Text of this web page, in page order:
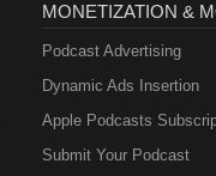
MONETIZATION &
Podcast Advertising
Dynamic Ads Insertion
Apple Podcasts
Submit Your Podcast